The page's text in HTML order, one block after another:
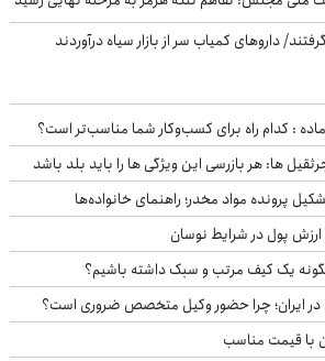
داروهای کمیاب سر از بازار سیاه درآوردند
: کدام راه برای کسب‌وکار شما مناسب‌تر است؟
ها: هر بازرسی این ویژگی ها را باید بلد باشد
پول در شرایط نوسان
یک کیف مرتب و سبک داشته باشیم؟
در ایران؛ چرا حضور وکیل متخصص ضروری است؟
با قیمت مناسب